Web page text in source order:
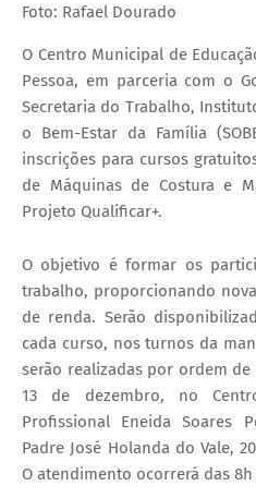
Foto: Rafael Dourado
O Centro Municipal de
Pessoa, em parceria com o
Secretaria do Trabalho,
o Bem-Estar da Família
inscrições para cursos
de Máquinas de Costura e
Projeto Qualificar+.
O objetivo é formar os
trabalho, proporcionando
de renda. Serão
cada curso, nos turnos da
serão realizadas por ordem
13 de dezembro, no
Profissional Eneida Soares
Padre José Holanda do Vale,
O atendimento ocorrerá das 8h